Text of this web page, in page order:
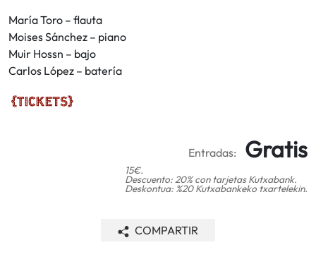
María Toro – flauta
Moises Sánchez – piano
Muir Hossn – bajo
Carlos López – batería
Entradas: Gratis
15€.
Descuento: 20% con tarjetas Kutxabank.
Deskontua: %20 Kutxabankeko txartelekin.
COMPARTIR